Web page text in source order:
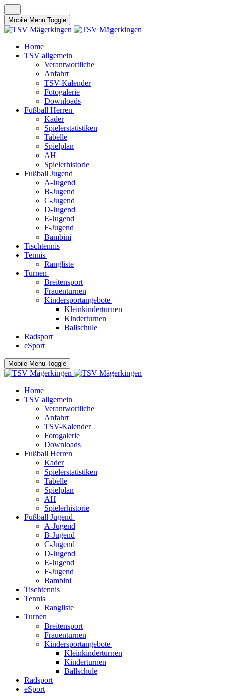
Mobile Menu Toggle
Home
TSV allgemein
Verantwortliche
Anfahrt
TSV-Kalender
Fotogalerie
Downloads
Fußball Herren
Kader
Spielerstatistiken
Tabelle
Spielplan
AH
Spielerhistorie
Fußball Jugend
A-Jugend
B-Jugend
C-Jugend
D-Jugend
E-Jugend
F-Jugend
Bambini
Tischtennis
Tennis
Rangliste
Turnen
Breitensport
Frauenturnen
Kindersportangebote
Kleinkinderturnen
Kinderturnen
Ballschule
Radsport
eSport
Mobile Menu Toggle
Home
TSV allgemein
Verantwortliche
Anfahrt
TSV-Kalender
Fotogalerie
Downloads
Fußball Herren
Kader
Spielerstatistiken
Tabelle
Spielplan
AH
Spielerhistorie
Fußball Jugend
A-Jugend
B-Jugend
C-Jugend
D-Jugend
E-Jugend
F-Jugend
Bambini
Tischtennis
Tennis
Rangliste
Turnen
Breitensport
Frauenturnen
Kindersportangebote
Kleinkinderturnen
Kinderturnen
Ballschule
Radsport
eSport